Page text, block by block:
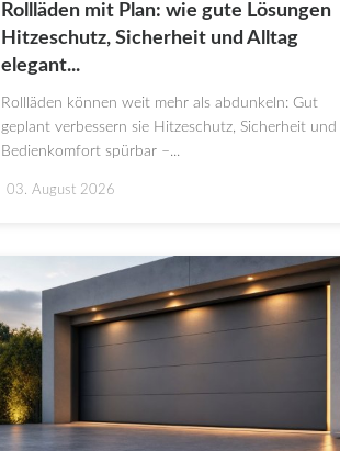
Rollläden mit Plan: wie gute Lösungen
Hitzeschutz, Sicherheit und Alltag
elegant...
Rollläden können weit mehr als abdunkeln: Gut
geplant verbessern sie Hitzeschutz, Sicherheit und
Bedienkomfort spürbar –...
03. August 2026